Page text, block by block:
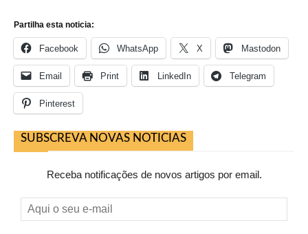
Partilha esta noticia:
Facebook WhatsApp X Mastodon
Email Print LinkedIn Telegram
Pinterest
SUBSCREVA NOVAS NOTICIAS
Receba notificações de novos artigos por email.
Aqui
o